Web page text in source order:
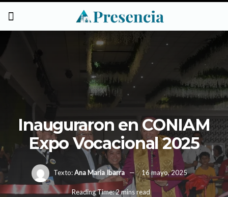
Inauguraron en CONIAM
Expo Vocacional 2025
Texto: Ana Maria Ibarra 16 mayo, 2025
Reading Time: 2 mins read